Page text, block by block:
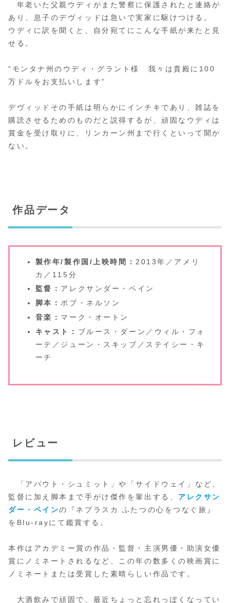
年老いた父親ウディがまた警察に保護されたと連絡が
あり、息子のデヴィッドは急いで実家に駆けつける。
ウディに訳を聞くと、自分宛てにこんな手紙が来たと見
せる。
“モンタナ州のウディ・グラント様 我々は貴殿に100
万ドルをお支払いします”
デヴィッドその手紙は明らかにインチキであり、雑誌を
購読させるためのものだと説得するが、頑固なウディは
賞金を受け取りに、リンカーン州まで行くといって聞か
ない。
作品データ
製作年/製作国/上映時間： 2013年／アメリ
カ／115分
監督： アレクサンダー・ペイン
脚本： ボブ・ネルソン
音楽： マーク・オートン
キャスト： ブルース・ダーン／ウィル・フォ
ーテ／ジューン・スキッブ／ステイシー・キ
ーチ
レビュー
「アバウト・シュミット」や「サイドウェイ」など、
監督に加え脚本まで手がけ傑作を輩出する、 アレクサン
ダー・ペインの『ネブラスカ ふたつの心をつなぐ旅』
をBlu-rayにて鑑賞する。
本作はアカデミー賞の作品・監督・主演男優・助演女優
賞にノミネートされるなど、この年の数多くの映画賞に
ノミネートまたは受賞した素晴らしい作品です。
大酒飲みで頑固で、最近ちょっと忘れっぽくなってい